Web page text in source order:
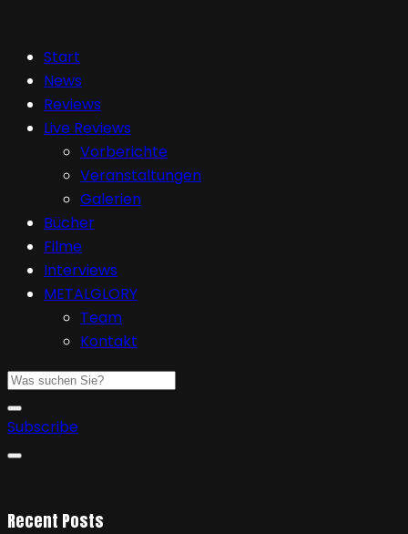
Start
News
Reviews
Live Reviews
Vorberichte
Veranstaltungen
Galerien
Bücher
Filme
Interviews
METALGLORY
Team
Kontakt
Subscribe
Recent Posts